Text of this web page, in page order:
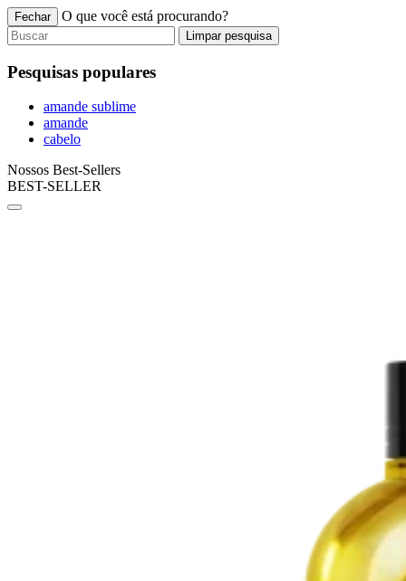
Fechar O que você está procurando?
Limpar pesquisa
Pesquisas populares
amande sublime
amande
cabelo
Nossos Best-Sellers
BEST-SELLER